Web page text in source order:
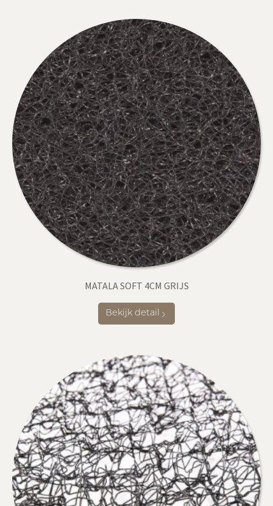
MATALA SOFT 4CM GRIJS
Bekijk detail